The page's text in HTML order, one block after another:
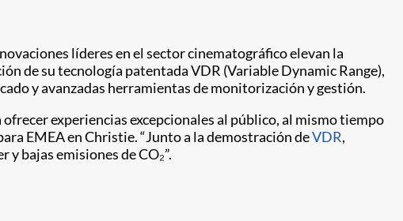
líderes en el sector cinematográfico elevan la
de su tecnología patentada VDR (Variable Dynamic Range),
y avanzadas herramientas de monitorización y gestión.
experiencias excepcionales al público, al mismo tiempo
EMEA en Christie. “Junto a la demostración deVDR,
bajas emisiones de CO₂”.